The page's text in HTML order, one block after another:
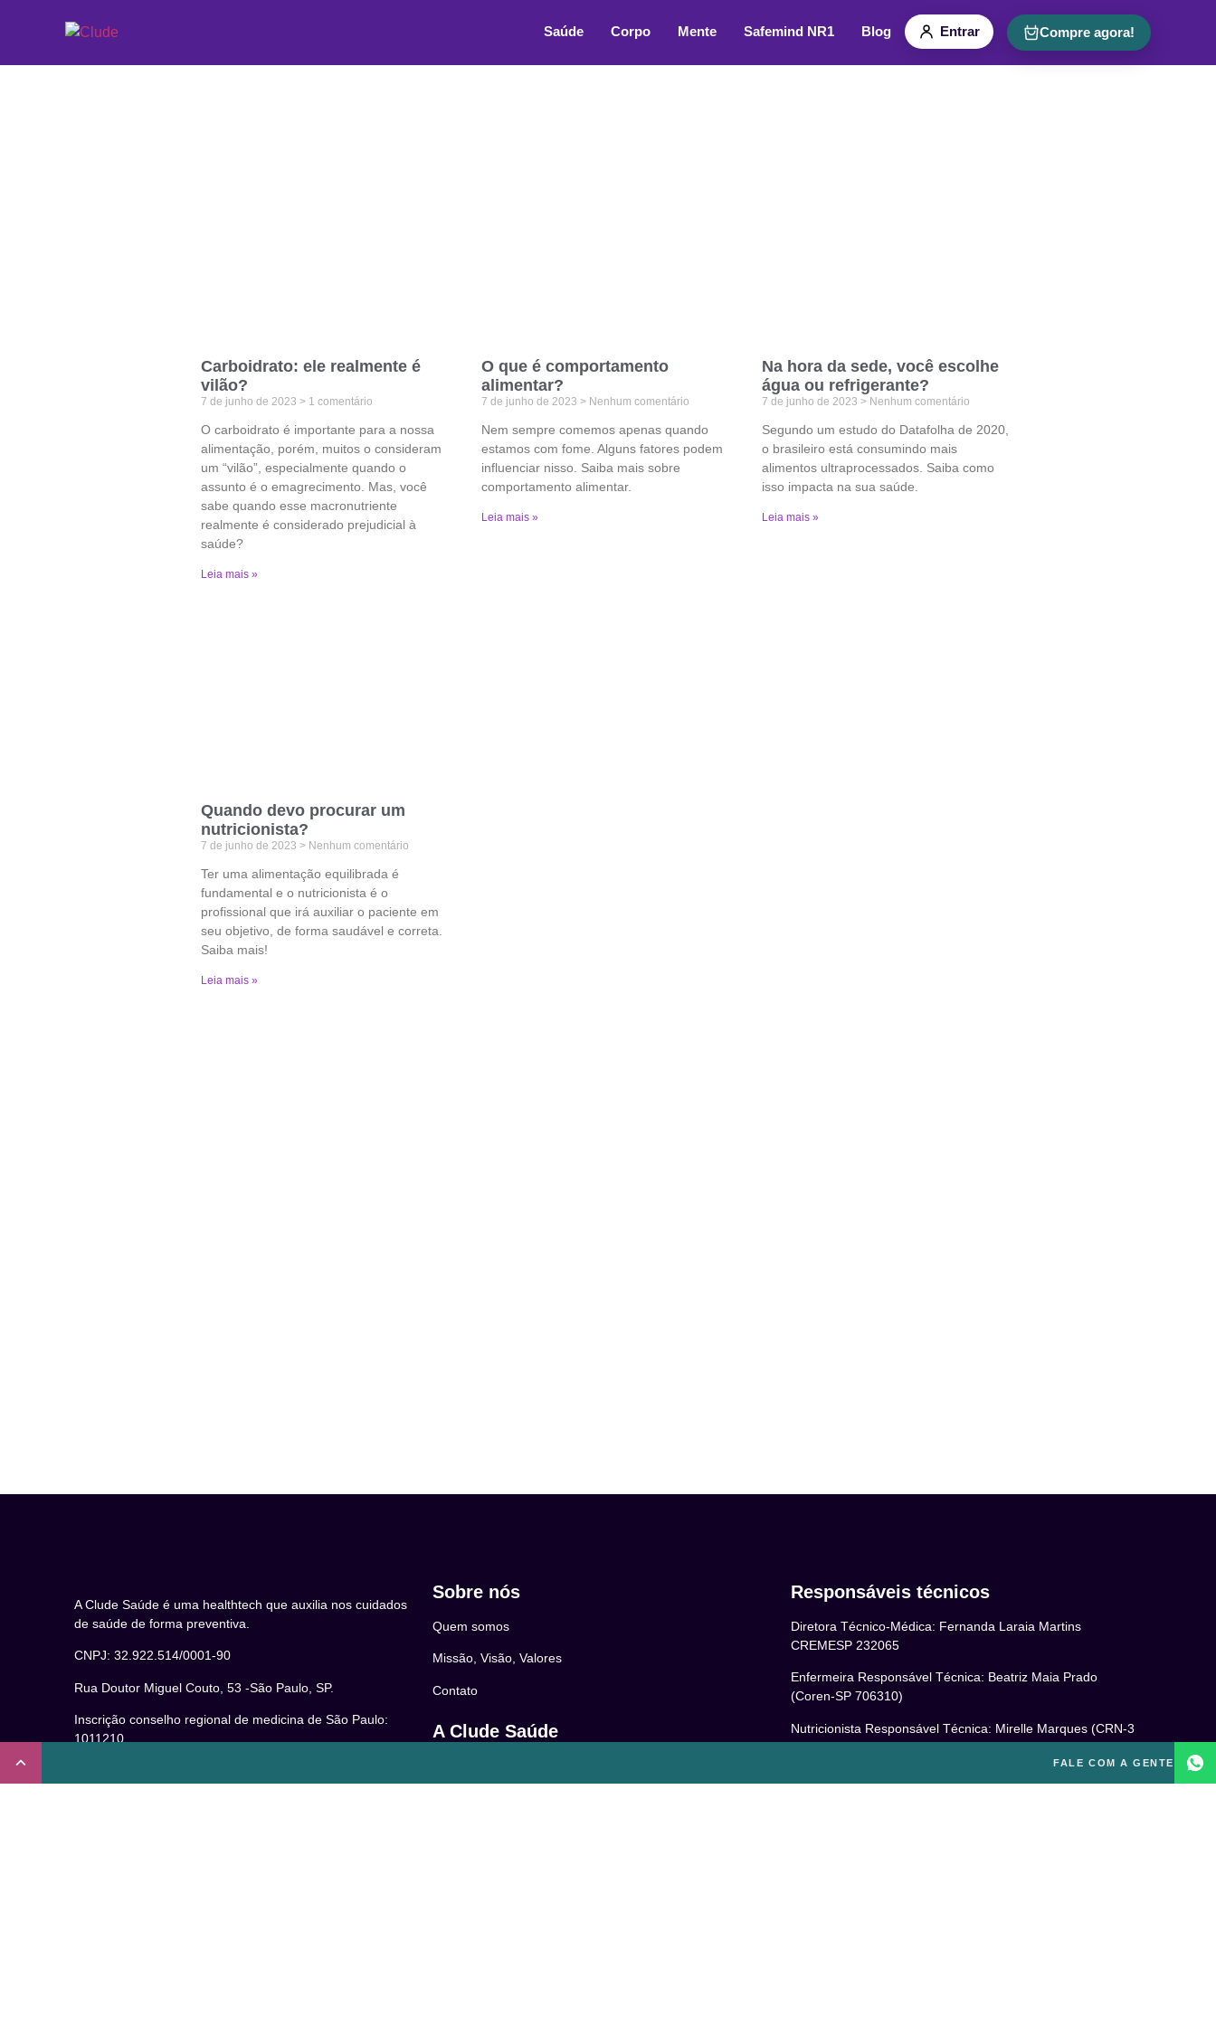
Saúde Corpo Mente Safemind NR1 Blog Entrar Compre agora!
Etiqueta: saudável
Carboidrato: ele realmente é
vilão?
7 de junho de 2023 1 comentário
O carboidrato é importante para a nossa
alimentação, porém, muitos o consideram
um “vilão”, especialmente quando o
assunto é o emagrecimento. Mas, você
sabe quando esse macronutriente
realmente é considerado prejudicial à
saúde?
Leia mais »
O que é comportamento
alimentar?
7 de junho de 2023 Nenhum comentário
Nem sempre comemos apenas quando
estamos com fome. Alguns fatores podem
influenciar nisso. Saiba mais sobre
comportamento alimentar.
Leia mais »
Na hora da sede, você escolhe
água ou refrigerante?
7 de junho de 2023 Nenhum comentário
Segundo um estudo do Datafolha de 2020,
o brasileiro está consumindo mais
alimentos ultraprocessados. Saiba como
isso impacta na sua saúde.
Leia mais »
Quando devo procurar um
nutricionista?
7 de junho de 2023 Nenhum comentário
Ter uma alimentação equilibrada é
fundamental e o nutricionista é o
profissional que irá auxiliar o paciente em
seu objetivo, de forma saudável e correta.
Saiba mais!
Leia mais »
FALE COM A GENTE
A Clude Saúde é uma healthtech que auxilia nos cuidados
de saúde de forma preventiva.
CNPJ: 32.922.514/0001-90
Rua Doutor Miguel Couto, 53 -São Paulo, SP.
Inscrição conselho regional de medicina de São Paulo:
1011210
Sobre nós
Quem somos
Missão, Visão, Valores
Contato
A Clude Saúde
Responsáveis técnicos
Diretora Técnico-Médica: Fernanda Laraia Martins
CREMESP 232065
Enfermeira Responsável Técnica: Beatriz Maia Prado
(Coren-SP 706310)
Nutricionista Responsável Técnica: Mirelle Marques (CRN-3